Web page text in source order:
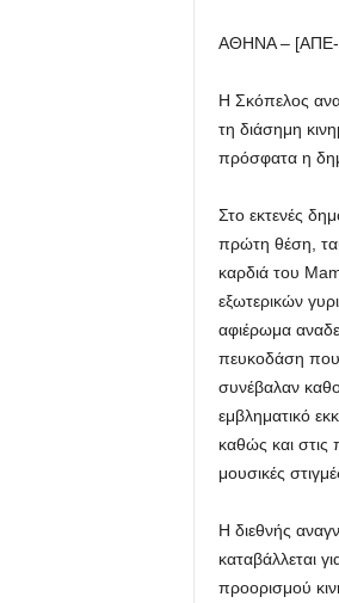
ΑΘΗΝΑ – [ΑΠΕ-
Η Σκόπελος
τη διάσημη
πρόσφατα η
Στο εκτενές
πρώτη θέση,
καρδιά του
εξωτερικών
αφιέρωμα
πευκοδάση που
συνέβαλαν
εμβληματικό
καθώς και στις
μουσικές
Η διεθνής
καταβάλλεται
προορισμού